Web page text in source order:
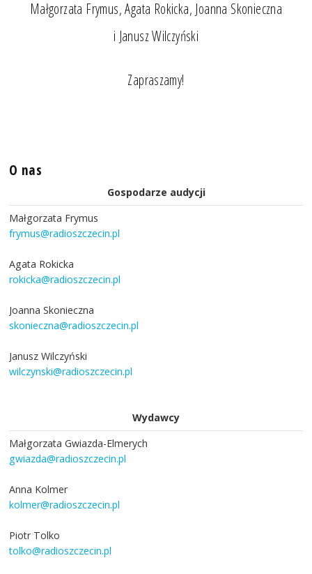
Małgorzata Frymus, Agata Rokicka, Joanna Skonieczna
i Janusz Wilczyński
Zapraszamy!
O nas
Gospodarze audycji
Małgorzata Frymus
frymus@radioszczecin.pl
Agata Rokicka
rokicka@radioszczecin.pl
Joanna Skonieczna
skonieczna@radioszczecin.pl
Janusz Wilczyński
wilczynski@radioszczecin.pl
Wydawcy
Małgorzata Gwiazda-Elmerych
gwiazda@radioszczecin.pl
Anna Kolmer
kolmer@radioszczecin.pl
Piotr Tolko
tolko@radioszczecin.pl